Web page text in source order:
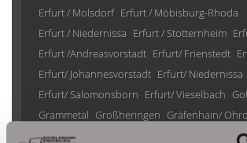
Erfurt / Molsdorf Erfurt / Möbisburg-Rhoda
Erfurt / Niedernissa Erfurt / Stotternheim
Erfurt /Andreasvorstadt Erfurt/ Frienstedt
Erfurt/ Johannesvorstadt Erfurt/ Niedernissa
Erfurt/ Salomonsborn Erfurt/ Vieselbach
Grammetal Großheringen Gräfenhain/
Herbsleben